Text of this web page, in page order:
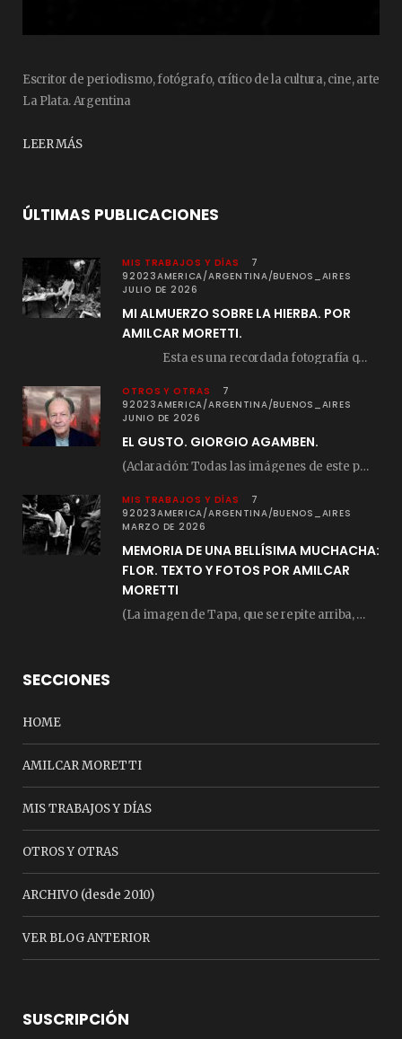
Escritor de periodismo, fotógrafo, crítico de la cultura, cine, arte
La Plata. Argentina
LEER MÁS
ÚLTIMAS PUBLICACIONES
MIS TRABAJOS Y DÍAS
7
92023AMERICA/ARGENTINA/BUENOS_AIRES
JULIO DE 2026
MI ALMUERZO SOBRE LA HIERBA. POR
AMILCAR MORETTI.
Esta es una recordada fotografía que registré…
OTROS Y OTRAS
7
92023AMERICA/ARGENTINA/BUENOS_AIRES
JUNIO DE 2026
EL GUSTO. GIORGIO AGAMBEN.
(Aclaración: Todas las imágenes de este posteo fueron tomadas de Bloghemia.com, y todos los…
MIS TRABAJOS Y DÍAS
7
92023AMERICA/ARGENTINA/BUENOS_AIRES
MARZO DE 2026
MEMORIA DE UNA BELLÍSIMA MUCHACHA:
FLOR. TEXTO Y FOTOS POR AMILCAR
MORETTI
(La imagen de Tapa, que se repite arriba, fue compuesta por Amilcar Moretti el viernes…
SECCIONES
HOME
AMILCAR MORETTI
MIS TRABAJOS Y DÍAS
OTROS Y OTRAS
ARCHIVO (desde 2010)
VER BLOG ANTERIOR
SUSCRIPCIÓN